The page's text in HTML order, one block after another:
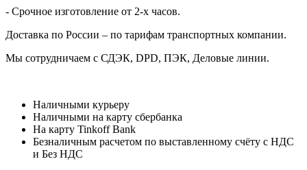
- Срочное изготовление от 2-х часов.
Доставка по России – по тарифам транспортных компании.
Мы сотрудничаем с СДЭК, DPD, ПЭК, Деловые линии.
Наличными курьеру
Наличными на карту сбербанка
На карту Tinkoff Bank
Безналичным расчетом по выставленному счёту с НДС
и Без НДС